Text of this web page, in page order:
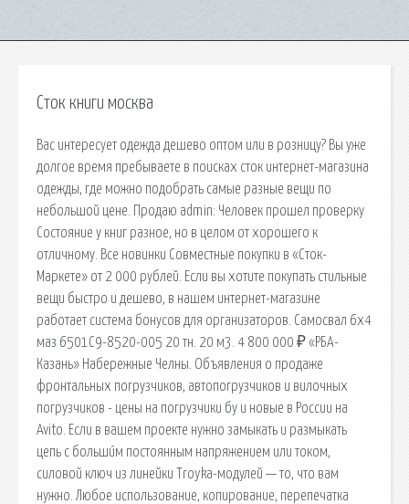
Сток книги москва
Вас интересует одежда дешево оптом или в розницу? Вы уже
долгое время пребываете в поисках сток интернет-магазина
одежды, где можно подобрать самые разные вещи по
небольшой цене. Продаю admin: Человек прошел проверку
Состояние у книг разное, но в целом от хорошего к
отличному. Все новинки Совместные покупки в «Сток-
Маркете» от 2 000 рублей. Если вы хотите покупать стильные
вещи быстро и дешево, в нашем интернет-магазине
работает система бонусов для организаторов. Самосвал 6х4
маз 6501С9-8520-005 20 тн. 20 м3. 4 800 000 ₽ «РБА-
Казань» Набережные Челны. Объявления о продаже
фронтальных погрузчиков, автопогрузчиков и вилочных
погрузчиков - цены на погрузчики бу и новые в России на
Avito. Если в вашем проекте нужно замыкать и размыкать
цепь с больши́м постоянным напряжением или током,
силовой ключ из линейки Troyka-модулей — то, что вам
нужно. Любое использование, копирование, перепечатка